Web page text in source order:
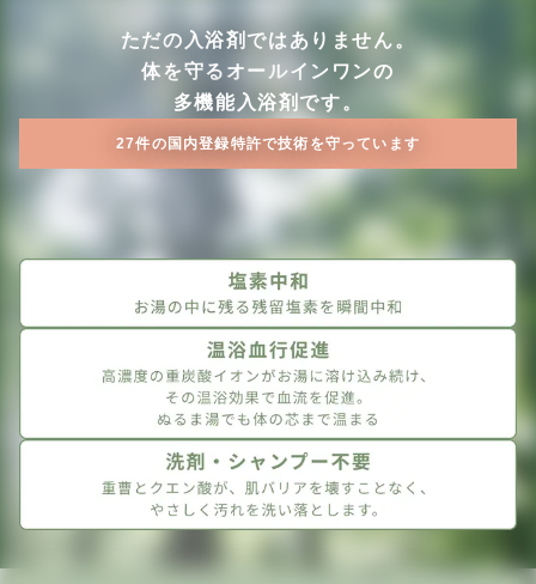
ただの入浴剤ではありません。
体を守るオールインワンの
多機能入浴剤です。
27件の国内登録特許で技術を守っています